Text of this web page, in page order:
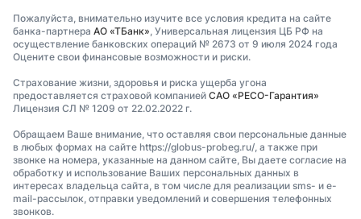
Пожалуйста, внимательно изучите все условия кредита на сайте
банка-партнера АО «ТБанк», Универсальная лицензия ЦБ РФ на
осуществление банковских операций № 2673 от 9 июля 2024 года
Оцените свои финансовые возможности и риски.
Страхование жизни, здоровья и риска ущерба угона
предоставляется страховой компанией САО «РЕСО-Гарантия»
Лицензия СЛ № 1209 от 22.02.2022 г.
Обращаем Ваше внимание, что оставляя свои персональные данные
в любых формах на сайте https://globus-probeg.ru/, а также при
звонке на номера, указанные на данном сайте, Вы даете согласие на
обработку и использование Ваших персональных данных в
интересах владельца сайта, в том числе для реализации sms- и e-
mail-рассылок, отправки уведомлений и совершения телефонных
звонков.